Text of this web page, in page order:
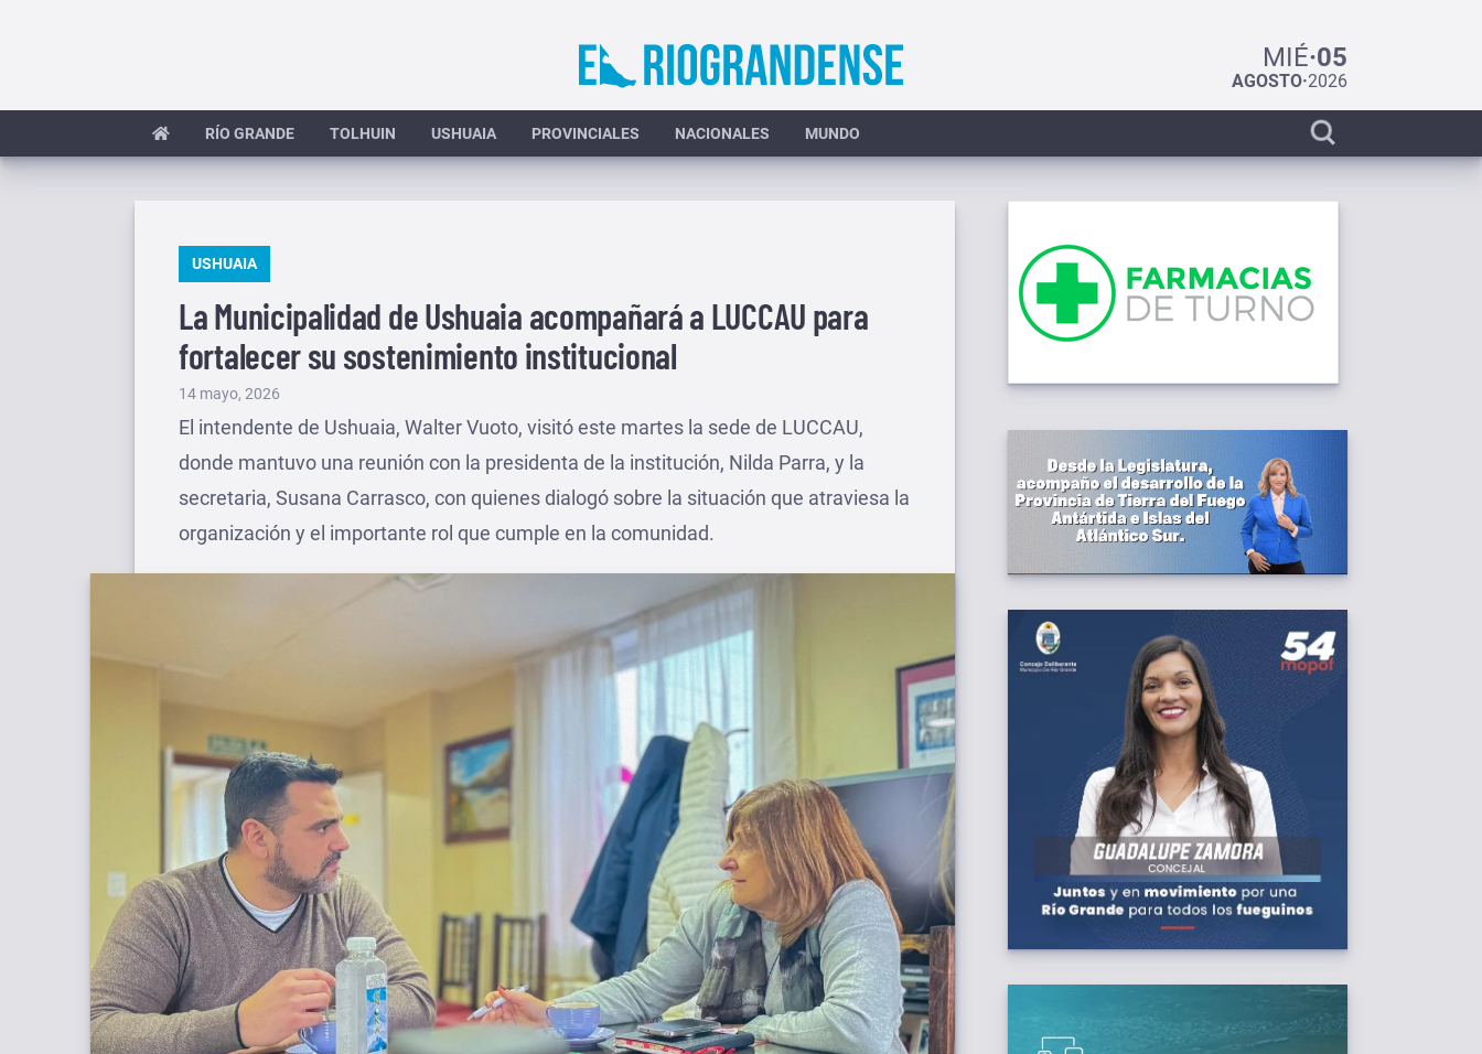
MIÉ·05
AGOSTO·2026
RÍO GRANDE TOLHUIN USHUAIA PROVINCIALES NACIONALES MUNDO
Display
search
PUBLICADO
USHUAIA
La Municipalidad de Ushuaia acompañará a LUCCAU para
fortalecer su sostenimiento institucional
Publicado
el
14 mayo, 2026
El intendente de Ushuaia, Walter Vuoto, visitó este martes la sede de LUCCAU,
donde mantuvo una reunión con la presidenta de la institución, Nilda Parra, y la
secretaria, Susana Carrasco, con quienes dialogó sobre la situación que atraviesa la
organización y el importante rol que cumple en la comunidad.